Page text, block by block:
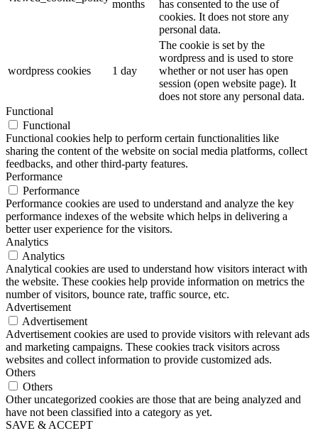
months
has consented to the use of
cookies. It does not store any
personal data.
wordpress cookies 1 day
The cookie is set by the
wordpress and is used to store
whether or not user has open
session (open website page). It
does not store any personal data.
Functional
Functional
Functional cookies help to perform certain functionalities like
sharing the content of the website on social media platforms, collect
feedbacks, and other third-party features.
Performance
Performance
Performance cookies are used to understand and analyze the key
performance indexes of the website which helps in delivering a
better user experience for the visitors.
Analytics
Analytics
Analytical cookies are used to understand how visitors interact with
the website. These cookies help provide information on metrics the
number of visitors, bounce rate, traffic source, etc.
Advertisement
Advertisement
Advertisement cookies are used to provide visitors with relevant ads
and marketing campaigns. These cookies track visitors across
websites and collect information to provide customized ads.
Others
Others
Other uncategorized cookies are those that are being analyzed and
have not been classified into a category as yet.
SAVE & ACCEPT